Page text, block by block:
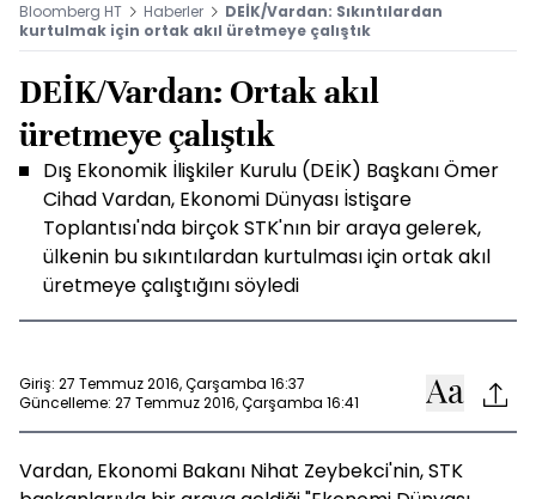
Bloomberg HT Haberler
DEİK/Vardan: Sıkıntılardan
kurtulmak için ortak akıl üretmeye çalıştık
DEİK/Vardan: Ortak akıl
üretmeye çalıştık
Dış Ekonomik İlişkiler Kurulu (DEİK) Başkanı Ömer
Cihad Vardan, Ekonomi Dünyası İstişare
Toplantısı'nda birçok STK'nın bir araya gelerek,
ülkenin bu sıkıntılardan kurtulması için ortak akıl
üretmeye çalıştığını söyledi
Giriş: 27 Temmuz 2016, Çarşamba 16:37
Güncelleme: 27 Temmuz 2016, Çarşamba 16:41
Vardan, Ekonomi Bakanı Nihat Zeybekci'nin, STK